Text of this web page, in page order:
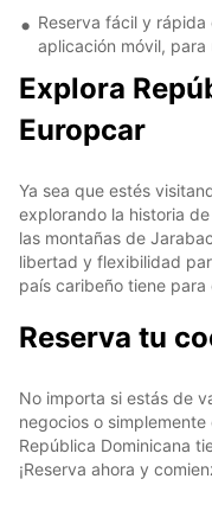
Reserva fácil y
aplicación móvil, para
Explora
Europcar
Ya sea que estés
explorando la historia
las montañas de
libertad y flexibilidad
país caribeño tiene para
Reserva tu
No importa si estás de
negocios o
República Dominicana
¡Reserva ahora y